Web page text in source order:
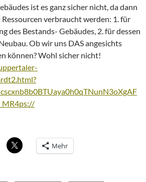
ist es ganz sicher nicht, da dann
verbraucht werden: 1. für
des Bestands- Gebäudes, 2. für dessen
Ob wir uns DAS angesichts
können? Wohl sicher nicht!
Mehr